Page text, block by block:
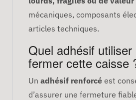
mécaniques, composants
articles techniques.
Quel adhésif utiliser
fermer cette caisse
Un adhésif renforcé est
d’assurer une fermeture